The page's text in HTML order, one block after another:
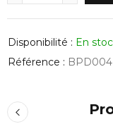
Disponibilité : En
Référence :